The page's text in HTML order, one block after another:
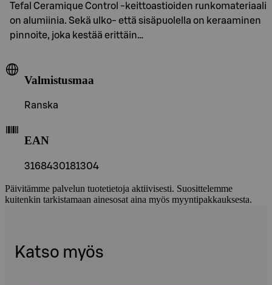
Tefal Ceramique Control -keittoastioiden runkomateriaali
on alumiinia. Sekä ulko- että sisäpuolella on keraaminen
pinnoite, joka kestää erittäin…
Valmistusmaa
Ranska
EAN
3168430181304
Päivitämme palvelun tuotetietoja aktiivisesti. Suosittelemme
kuitenkin tarkistamaan ainesosat aina myös myyntipakkauksesta.
Katso myös